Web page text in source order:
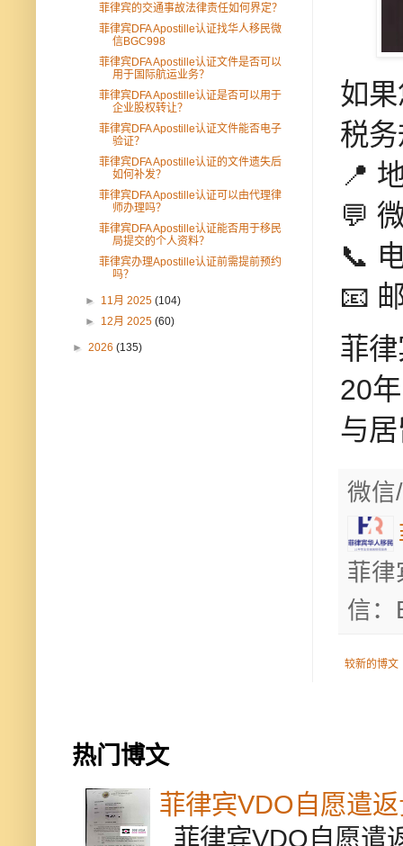
如
税
📍
💬
📞
📧
菲
20
与
微
菲律
信：
较新的博文
菲律宾的交通事故法律责任如何界定？
菲律宾DFA Apostille认证找华人移民微
信BGC998
菲律宾DFA Apostille认证文件是否可以
用于国际航运业务？
菲律宾DFA Apostille认证是否可以用于
企业股权转让？
菲律宾DFA Apostille认证文件能否电子
验证？
菲律宾DFA Apostille认证的文件遗失后
如何补发？
菲律宾DFA Apostille认证可以由代理律
师办理吗？
菲律宾DFA Apostille认证能否用于移民
局提交的个人资料？
菲律宾办理Apostille认证前需提前预约
吗？
► 11月 2025(104)
► 12月 2025(60)
► 2026 (135)
热门博文
菲律宾VDO自愿遣
菲律宾VDO自愿遣